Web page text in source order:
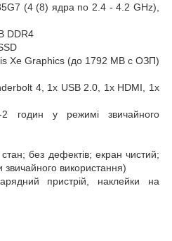
(4 (8) ядра по 2.4 - 4.2 GHz),
DDR4
Xe Graphics (до 1792 MB с ОЗП)
4, 1x USB 2.0, 1x HDMI, 1x
у режимі звичайного
без дефектів; екран чистий;
звичайного використання)
пристрій, наклейки на